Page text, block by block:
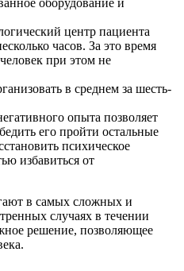
оборудование и
центр пациента
часов. За это время
при этом не
в среднем за шесть-
опыта позволяет
его пройти остальные
психическое
избавиться от
в самых сложных и
случаях в течении
решение, позволяющее